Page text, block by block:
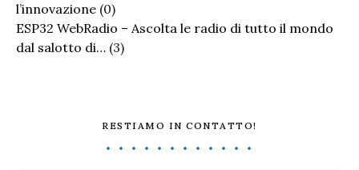
l’innovazione (0)
ESP32 WebRadio – Ascolta le radio di tutto il mondo
dal salotto di… (3)
RESTIAMO IN CONTATTO!